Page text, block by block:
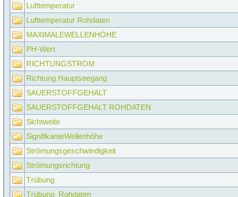
Lufttemperatur
Lufttemperatur Rohdaten
MAXIMALEWELLENHÖHE
PH-Wert
RICHTUNGSTROM
Richtung Hauptseegang
SAUERSTOFFGEHALT
SAUERSTOFFGEHALT ROHDATEN
Sichtweite
SignifikanteWellenhöhe
Strömungsgeschwindigkeit
Strömungsrichtung
Trübung
Trübung_Rohdaten